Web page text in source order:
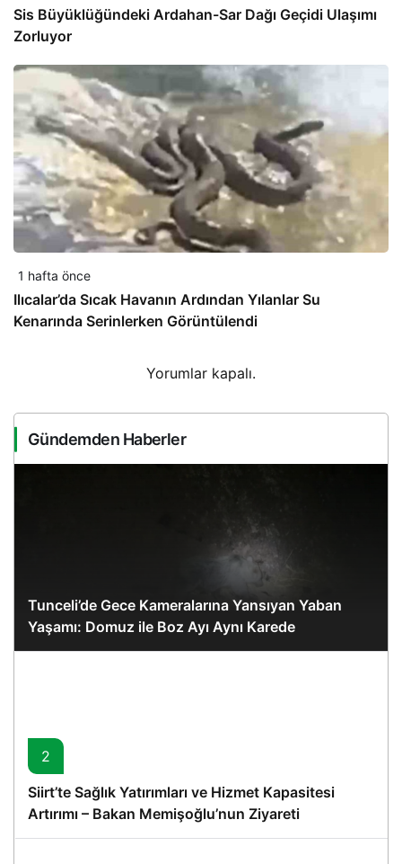
Sis Büyüklüğündeki Ardahan-Sar Dağı Geçidi Ulaşımı
Zorluyor
1 hafta önce
Ilıcalar’da Sıcak Havanın Ardından Yılanlar Su
Kenarında Serinlerken Görüntülendi
Yorumlar kapalı.
Gündemden Haberler
Tunceli’de Gece Kameralarına Yansıyan Yaban
Yaşamı: Domuz ile Boz Ayı Aynı Karede
2
Siirt’te Sağlık Yatırımları ve Hizmet Kapasitesi
Artırımı – Bakan Memişoğlu’nun Ziyareti